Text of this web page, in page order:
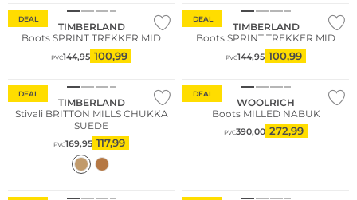
DEAL
TIMBERLAND
Boots SPRINT TREKKER MID
PVC144,95 100,99
DEAL
TIMBERLAND
Boots SPRINT TREKKER MID
PVC144,95 100,99
DEAL
TIMBERLAND
Stivali BRITTON MILLS CHUKKA
SUEDE
PVC169,95 117,99
DEAL
WOOLRICH
Boots MILLED NABUK
PVC390,00 272,99